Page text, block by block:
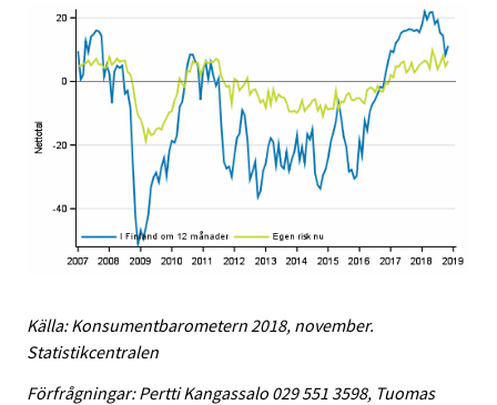
Källa: Konsumentbarometern 2018, november.
Statistikcentralen
Förfrågningar: Pertti Kangassalo 029 551 3598, Tuomas